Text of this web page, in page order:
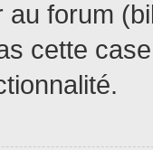
au forum
cette